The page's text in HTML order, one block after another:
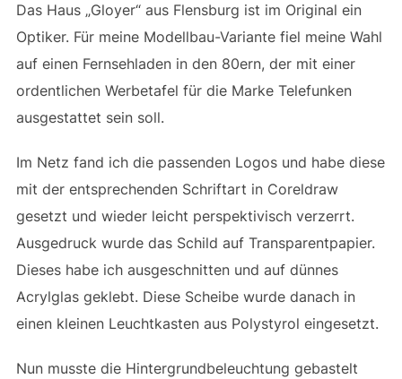
Das Haus „Gloyer“ aus Flensburg ist im Original ein
Optiker. Für meine Modellbau-Variante fiel meine Wahl
auf einen Fernsehladen in den 80ern, der mit einer
ordentlichen Werbetafel für die Marke Telefunken
ausgestattet sein soll.
Im Netz fand ich die passenden Logos und habe diese
mit der entsprechenden Schriftart in Coreldraw
gesetzt und wieder leicht perspektivisch verzerrt.
Ausgedruck wurde das Schild auf Transparentpapier.
Dieses habe ich ausgeschnitten und auf dünnes
Acrylglas geklebt. Diese Scheibe wurde danach in
einen kleinen Leuchtkasten aus Polystyrol eingesetzt.
Nun musste die Hintergrundbeleuchtung gebastelt